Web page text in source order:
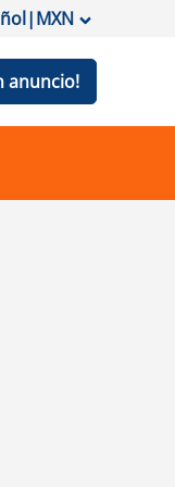
|MXN
anuncio!